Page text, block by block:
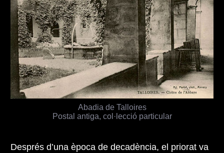
Abadia de Talloires
Postal antiga, col·lecció particular
Després d’una època de decadència, el priorat va